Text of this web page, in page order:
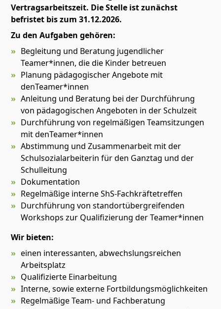
Vertragsarbeitszeit. Die Stelle ist zunächst
befristet bis zum 31.12.2026.
Zu den Aufgaben gehören:
Begleitung und Beratung jugendlicher
Teamer*innen, die die Kinder betreuen
Planung pädagogischer Angebote mit
denTeamer*innen
Anleitung und Beratung bei der Durchführung
von pädagogischen Angeboten in der Schulzeit
Durchführung von regelmäßigen Teamsitzungen
mit denTeamer*innen
Abstimmung und Zusammenarbeit mit der
Schulsozialarbeiterin für den Ganztag und der
Schulleitung
Dokumentation
Regelmäßige interne ShS-Fachkräftetreffen
Durchführung von standortübergreifenden
Workshops zur Qualifizierung der Teamer*innen
Wir bieten:
einen interessanten, abwechslungsreichen
Arbeitsplatz
Qualifizierte Einarbeitung
Interne, sowie externe Fortbildungsmöglichkeiten
Regelmäßige Team- und Fachberatung